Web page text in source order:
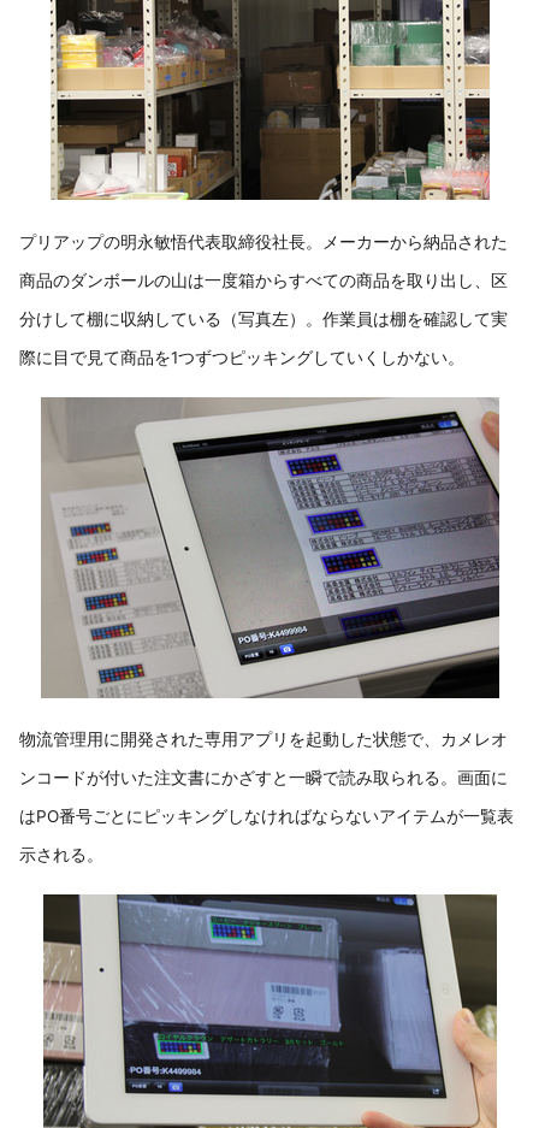
プリアップの明永敏悟代表取締役社長。メーカーから納品された
商品のダンボールの山は一度箱からすべての商品を取り出し、区
分けして棚に収納している（写真左）。作業員は棚を確認して実
際に目で見て商品を1つずつピッキングしていくしかない。
物流管理用に開発された専用アプリを起動した状態で、カメレオ
ンコードが付いた注文書にかざすと一瞬で読み取られる。画面に
はPO番号ごとにピッキングしなければならないアイテムが一覧表
示される。